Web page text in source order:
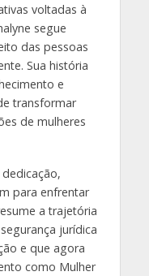
voltadas à
segue
das pessoas
Sua história
e
transformar
de mulheres
para enfrentar
a trajetória
jurídica
e que agora
como Mulher